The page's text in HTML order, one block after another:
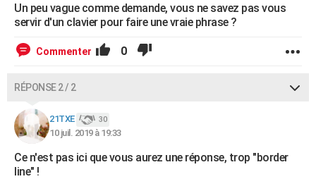
Dictionnaire
Biographies
Citations
Expressions
Proverbes
PROGRAMME TV
Bricolage
Lifestyle
Culture
Sport
Auto
Television
Voyage
Cinema
Un peu vague comme demande, vous ne savez pas vous
servir d'un clavier pour faire une vraie phrase ?
Commenter 0
RÉPONSE 2 / 2
21TXE 30
10 juil. 2019 à 19:33
Ce n'est pas ici que vous aurez une réponse, trop "border
line" !